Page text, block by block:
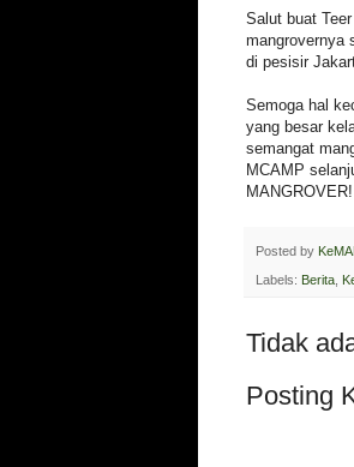
Salut buat
mangrovernya
di pesisir
Semoga hal
yang besar
semangat
MCAMP
Posted by
Labels: Berita
Tidak
Posting